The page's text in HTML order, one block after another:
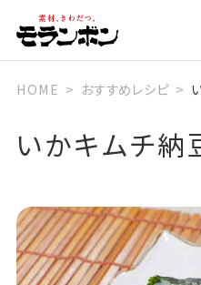
HOME おすすめレシピ
いかキムチ納